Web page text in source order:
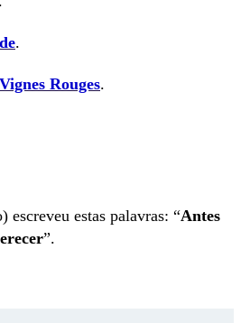
.
Rouges.
escreveu estas palavras: “Antes
”.